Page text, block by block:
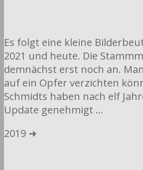
Es folgt eine kleine
2021 und heute. Die
demnächst erst noch an.
auf ein Opfer verzichten
Schmidts haben nach elf
Update genehmigt …
2019 ➜